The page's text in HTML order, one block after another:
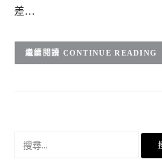
差…
CONTINUE READING